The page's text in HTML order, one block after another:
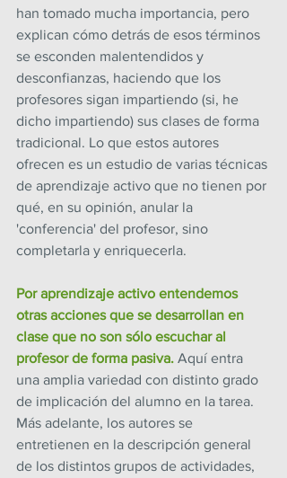
han tomado mucha importancia, pero
explican cómo detrás de esos términos
se esconden malentendidos y
desconfianzas, haciendo que los
profesores sigan impartiendo (si, he
dicho impartiendo) sus clases de forma
tradicional. Lo que estos autores
ofrecen es un estudio de varias técnicas
de aprendizaje activo que no tienen por
qué, en su opinión, anular la
'conferencia' del profesor, sino
completarla y enriquecerla.
Por aprendizaje activo entendemos
otras acciones que se desarrollan en
clase que no son sólo escuchar al
profesor de forma pasiva. Aquí entra
una amplia variedad con distinto grado
de implicación del alumno en la tarea.
Más adelante, los autores se
entretienen en la descripción general
de los distintos grupos de actividades,